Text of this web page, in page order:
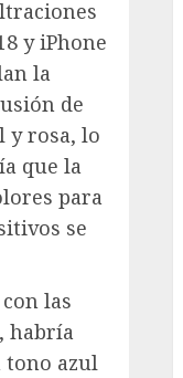
y iPhone
la
de
y rosa, lo
que la
para
se
las
habría
tono azul